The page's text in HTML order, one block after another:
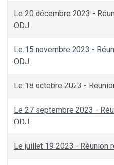
Le 20 décembre 2023 -
ODJ
Le 15 novembre 2023 -
ODJ
Le 18 octobre 2023 -
Le 27 septembre 2023 -
ODJ
Le juillet 19 2023 - Réunion